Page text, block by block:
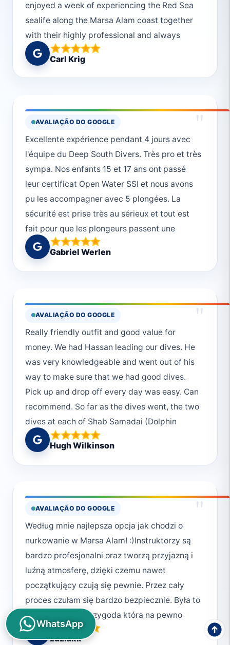
enjoyed a week of experiencing the Red Sea
sealife along the Marsa Alam coast together
with their highly professional and always
caring staff.
Carl Krig
AVALIAÇÃO DO GOOGLE "
Excellente expérience pendant 4 jours avec
l'équipe du Deep South Divers. Très pro et très
sympa. Nos enfants 15 et 17 ans ont passé
leur certificat Open Water SSI et nous avons
pu les accompagner avec 5 plongées. La
sécurité est prise très au sérieux et tout est
fait pour que les plongeurs passent une
journée magnifique. Merci!
Gabriel Werlen
AVALIAÇÃO DO GOOGLE "
Really friendly outfit and good value for
money. We had Hassan leading our dives. He
was very knowledgeable and went out of his
way to make sure that we had good dives.
Pick up and drop off every day was easy. Can
recommend. So far as the dives went, the two
dives at each of Shab Samadai (Dolphin
House) and Marsa Gabal el Roses were our
favourites. We also dived Elphinstone. An
early start at sunrise over a placid sea. The
sharks around.
Hugh Wilkinson
AVALIAÇÃO DO GOOGLE "
Według mnie najlepsza opcja jak chodzi o
nurkowanie w Marsa Alam! :)Instruktorzy są
bardzo profesjonalni oraz tworzą przyjazną i
luźną atmosferę, dzięki czemu nawet
początkujący czują się pewnie. Przez cały
proces czułam się bardzo bezpiecznie. Była to
niezapomniana przygoda która na pewno
będę chciała powtórzyć!:)
zuziakk
WhatsApp